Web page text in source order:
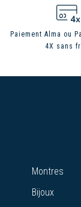
Paiement Alma ou
4X sans
Montres
Bijoux